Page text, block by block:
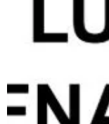
keine mehr